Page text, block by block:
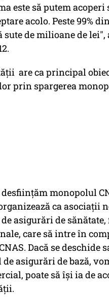
este să putem
acolo. Peste 99%
sute de milioane de
are ca principal
prin spargerea
monopolul
ca asociaţii
asigurări de
care să intre în
Dacă se
asigurări de bază,
poate să îşi ia de